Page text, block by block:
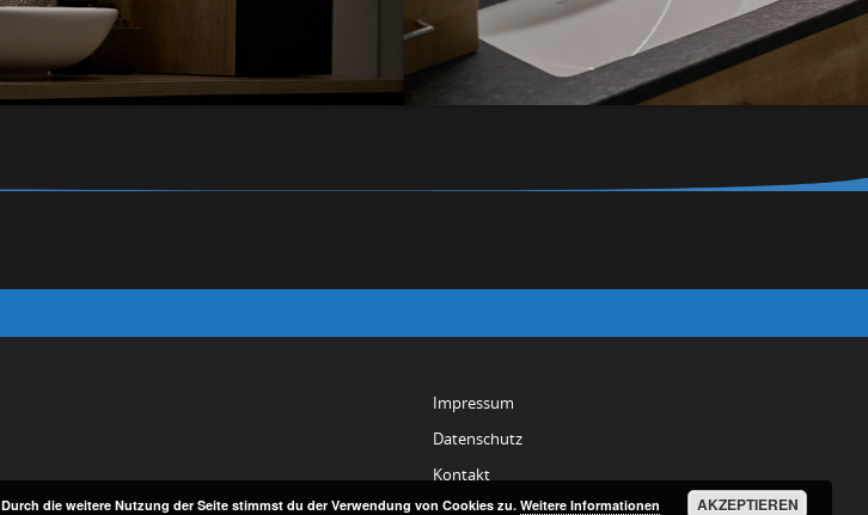
Impressum
Datenschutz
Kontakt
Durch die weitere Nutzung der Seite stimmst du der Verwendung von Cookies zu. Weitere Informationen AKZEPTIEREN